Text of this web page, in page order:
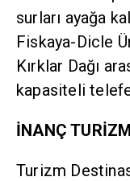
surları ayağa
Fiskaya-Dicle
Kırklar Dağı
kapasiteli
İNANÇ
Turizm